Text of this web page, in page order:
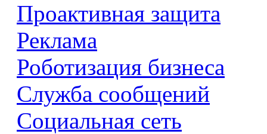
Проактивная защита
Реклама
Роботизация бизнеса
Служба сообщений
Социальная сеть